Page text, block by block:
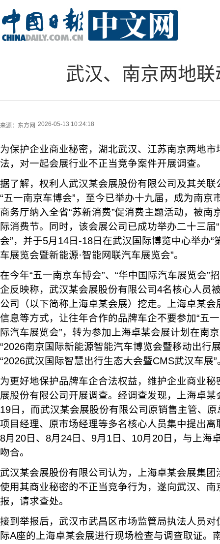
武汉、南京两地
来源： 东方网 2026-05-13 10:24:18
为保护企业商业秘密，湖北武汉、江苏南京两地
法，对一起会展行业不正当竞争案件开展调查。
据了解，权利人武汉某会展股份有限公司及其关
“五一南京车博会”，至今已举办十九届，成为南京
商务厅纳入全省“苏新消费”促消费主题活动，被南
际消费节。同时，该会展公司已成功举办二十三届
会”，并于5月14日-18日在武汉国际博览中心举办“
车展览会暨新能源·智能网联汽车展览会”。
在今年“五一南京车博会”、“华中国际汽车展览会”
企反映称，武汉某会展股份有限公司4名核心人员
公司（以下简称上海卓某会展）挖走。上海卓某
信息等方式，让往年合作的品牌车企不要参加“五
际汽车展览会”，转为参加上海卓某会展计划在南
“2026南京国际新能源智能汽车博览会暨移动出行
“2026武汉国际智慧出行生态大会暨CMS武汉车展”
为更好地保护品牌车企合法权益，维护企业商业
展股份有限公司开展调查。经调查发现，上海卓
19日，而武汉某会展股份有限公司原销售主管、
项目经理、原市场经理等多名核心人员集中提出
8月20日、8月24日、9月1日、10月20日，与上海
吻合。
武汉某会展股份有限公司认为，上海卓某会展集
使用其商业秘密的不正当竞争行为，遂向武汉、
报，请求查处。
接到举报后，武汉市武昌区市场监管局执法人员
际A座的上海卓某会展进行现场检查与调查取证。